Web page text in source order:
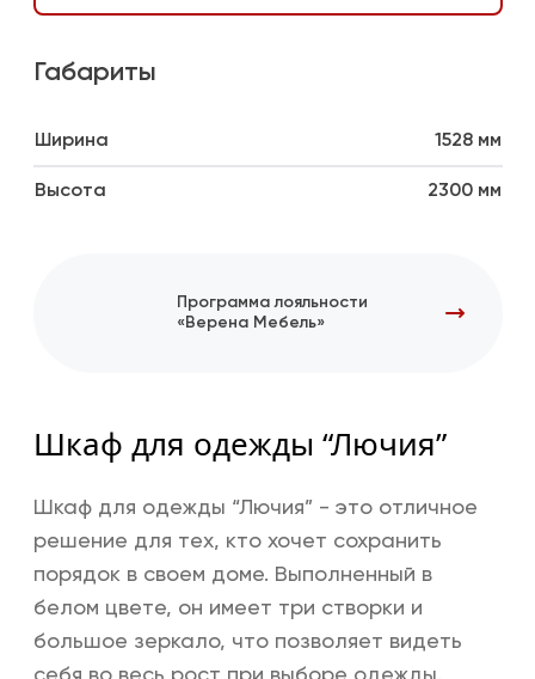
Габариты
Ширина 1528 мм
Высота 2300 мм
Программа лояльности
«Верена Мебель»
Шкаф для одежды “Лючия”
Шкаф для одежды “Лючия” - это отличное
решение для тех, кто хочет сохранить
порядок в своем доме. Выполненный в
белом цвете, он имеет три створки и
большое зеркало, что позволяет видеть